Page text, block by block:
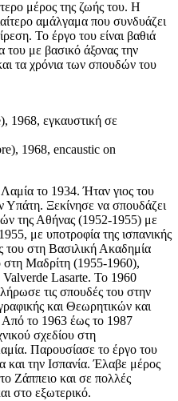
μέρος της ζωής του. Η
αμάλγαμα που συνδυάζει
Το έργο του είναι βαθιά
του με βασικό άξονας την
τα χρόνια των σπουδών του
1968, εγκαυστική σε
1968, encaustic on
το 1934. Ήταν γιος του
Υπάτη. Ξεκίνησε να σπουδάζει
της Αθήνας (1952-1955) με
με υποτροφία της ισπανικής
του στη Βασιλική Ακαδημία
Μαδρίτη (1955-1960),
Valverde Lasarte. Το 1960
τις σπουδές του στην
και Θεωρητικών και
το 1963 έως το 1987
σχεδίου στη
Παρουσίασε το έργο του
και την Ισπανία. Έλαβε μέρος
Ζάππειο και σε πολλές
στο εξωτερικό.